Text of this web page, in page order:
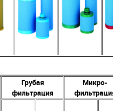
Грубая
фильтрация
Микро-